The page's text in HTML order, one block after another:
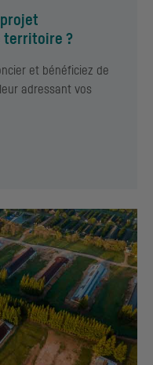
territoire ?
et bénéficiez de
adressant vos